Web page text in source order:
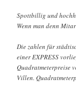
Spottbillig und
Wenn man denn
Die zahlen für
einer EXPRESS
Quadratmeterpreise
Villen.